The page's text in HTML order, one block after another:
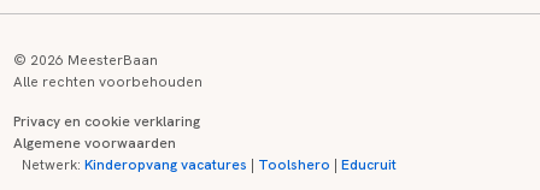
Kinderopvang
Zij-instroom informatie
Registreren
Onderwijs links
© 2026 MeesterBaan
Alle rechten voorbehouden
Privacy en cookie verklaring
Algemene voorwaarden
Netwerk:Kinderopvang vacatures | Toolshero |Educruit